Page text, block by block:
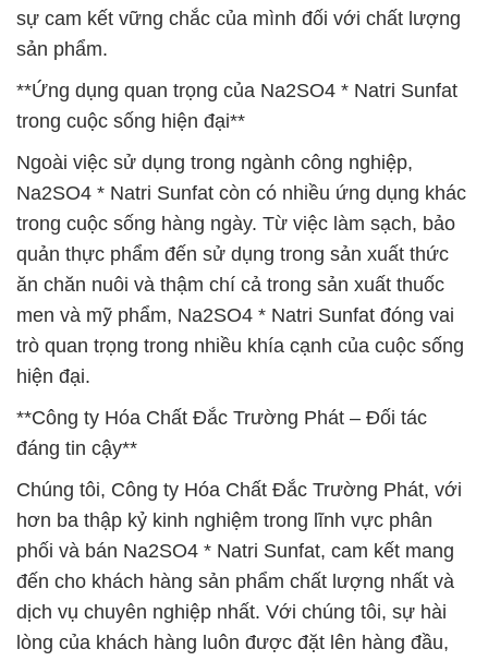
sự cam kết vững chắc của mình đối với chất lượng
sản phẩm.
**Ứng dụng quan trọng của Na2SO4 * Natri Sunfat
trong cuộc sống hiện đại**
Ngoài việc sử dụng trong ngành công nghiệp,
Na2SO4 * Natri Sunfat còn có nhiều ứng dụng khác
trong cuộc sống hàng ngày. Từ việc làm sạch, bảo
quản thực phẩm đến sử dụng trong sản xuất thức
ăn chăn nuôi và thậm chí cả trong sản xuất thuốc
men và mỹ phẩm, Na2SO4 * Natri Sunfat đóng vai
trò quan trọng trong nhiều khía cạnh của cuộc sống
hiện đại.
**Công ty Hóa Chất Đắc Trường Phát – Đối tác
đáng tin cậy**
Chúng tôi, Công ty Hóa Chất Đắc Trường Phát, với
hơn ba thập kỷ kinh nghiệm trong lĩnh vực phân
phối và bán Na2SO4 * Natri Sunfat, cam kết mang
đến cho khách hàng sản phẩm chất lượng nhất và
dịch vụ chuyên nghiệp nhất. Với chúng tôi, sự hài
lòng của khách hàng luôn được đặt lên hàng đầu,